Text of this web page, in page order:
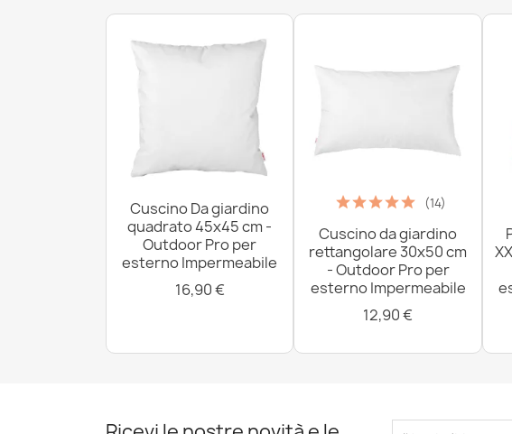
Cuscino Da giardino
quadrato 45x45 cm -
Outdoor Pro per
esterno Impermeabile
16,90 €
(14)
Cuscino da giardino
rettangolare 30x50 cm
- Outdoor Pro per
esterno Impermeabile
12,90 €